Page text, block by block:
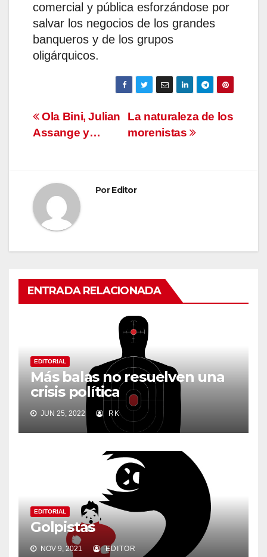
comercial y pública esforzándose por
salvar los negocios de los grandes
banqueros y de los grupos
oligárquicos.
Navegación
de
La naturaleza de los
morenistas
Ola Bini, Julian
Assange y…
PorEditor
ENTRADA RELACIONADA
EDITORIAL
Más balas no resuelven una
crisis política
JUN 25, 2022 RK
EDITORIAL
Golpistas
NOV 9, 2021 EDITOR